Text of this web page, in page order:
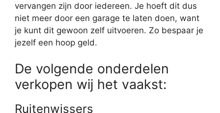
vervangen zijn door iedereen. Je hoeft dit dus
niet meer door een garage te laten doen, want
je kunt dit gewoon zelf uitvoeren. Zo bespaar je
jezelf een hoop geld.
De volgende onderdelen
verkopen wij het vaakst:
Ruitenwissers